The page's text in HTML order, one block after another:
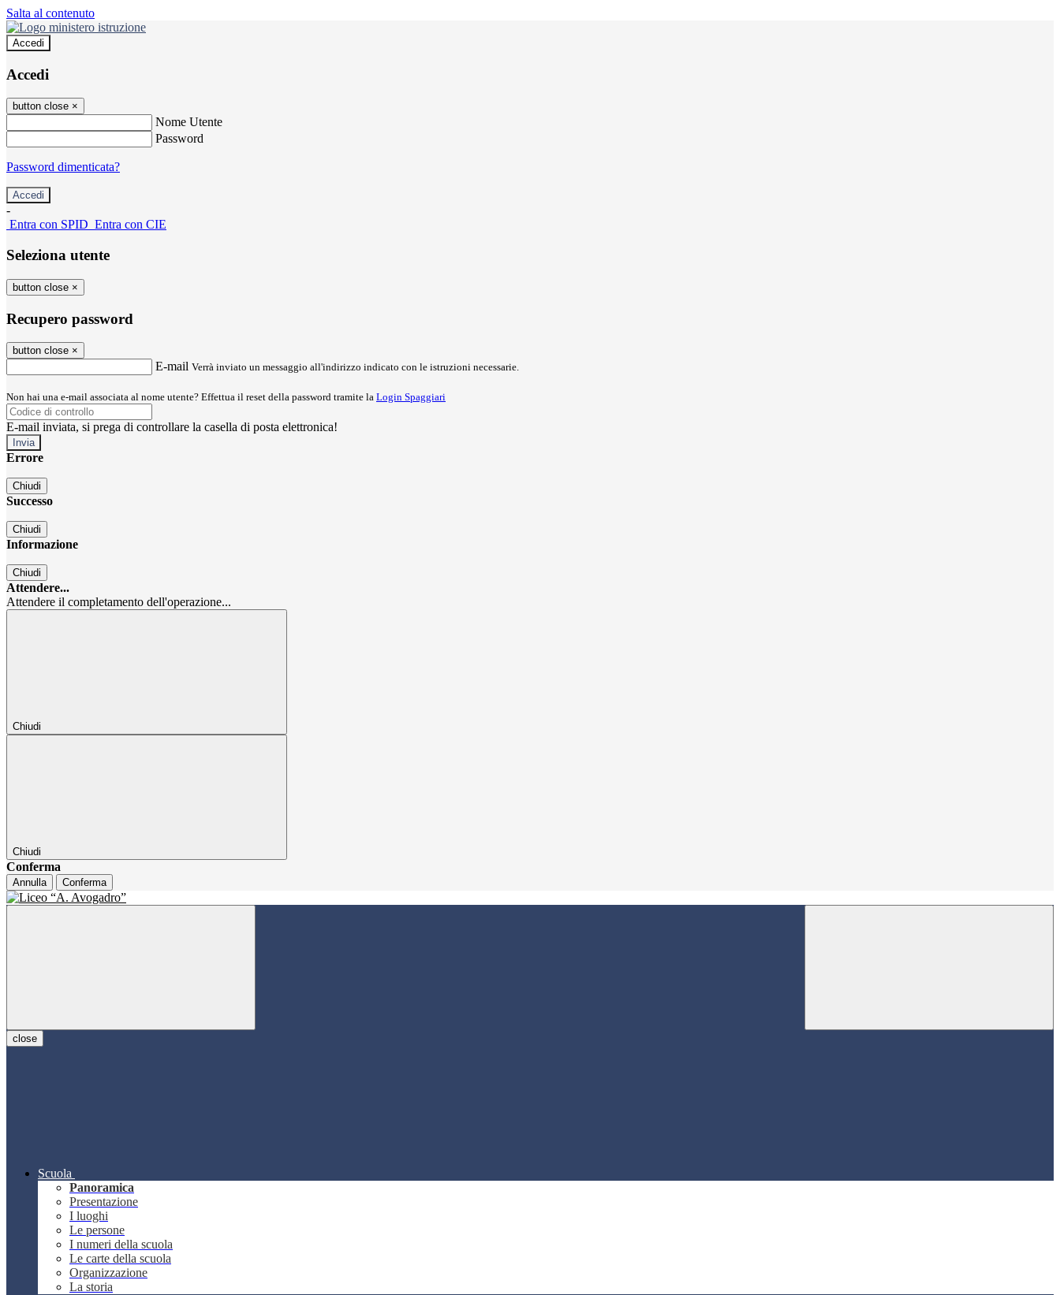
Salta al contenuto
Accedi
Accedi
button close ×
Nome Utente
Password
Password dimenticata?
-
Entra con SPID Entra con CIE
Seleziona utente
button close ×
Recupero password
button close ×
E-mail Verrà inviato un messaggio all'indirizzo indicato con le istruzioni necessarie.
Non hai una e-mail associata al nome utente? Effettua il reset della password tramite la Login Spaggiari
E-mail inviata, si prega di controllare la casella di posta elettronica!
Errore
Chiudi
Successo
Chiudi
Informazione
Chiudi
Attendere...
Attendere il completamento dell'operazione...
Chiudi
Chiudi
Conferma
Annulla Conferma
close
Scuola
Panoramica
Presentazione
I luoghi
Le persone
I numeri della scuola
Le carte della scuola
Organizzazione
La storia